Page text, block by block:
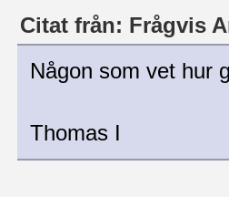
Citat från: Frågvis
Någon som vet hur
Thomas I